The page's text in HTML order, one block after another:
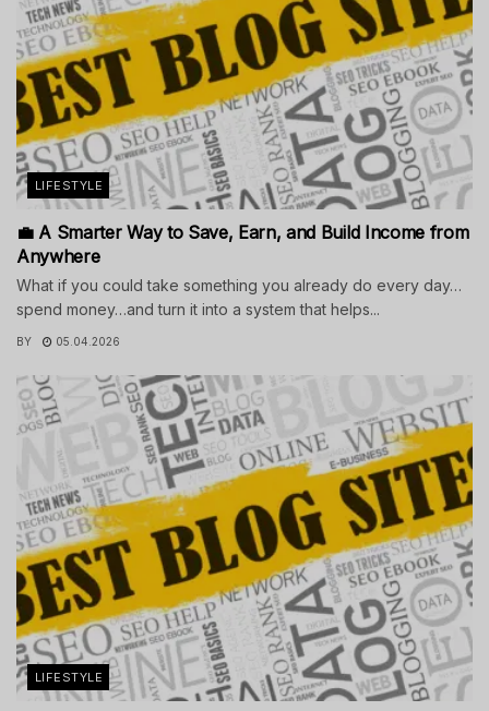
LIFESTYLE
💼 A Smarter Way to Save, Earn, and Build Income from
Anywhere
What if you could take something you already do every day…
spend money…and turn it into a system that helps...
BY 05.04.2026
LIFESTYLE